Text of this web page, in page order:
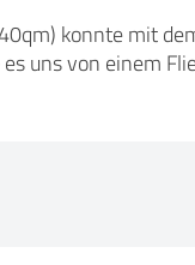
konnte mit
uns von einem